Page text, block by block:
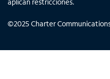
©2025 Charter